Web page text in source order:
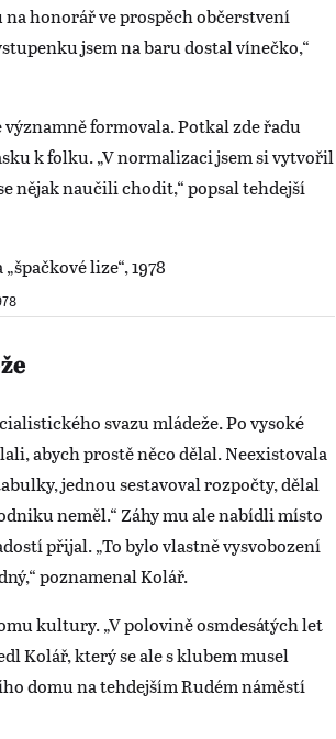
honorář ve prospěch občerstvení
jsem na baru dostal vínečko,“
formovala. Potkal zde řadu
k folku. „V normalizaci jsem si vytvořil
nějak naučili chodit,“ popsal tehdejší
svazu mládeže. Po vysoké
abych prostě něco dělal. Neexistovala
jednou sestavoval rozpočty, dělal
neměl.“ Záhy mu ale nabídli místo
přijal. „To bylo vlastně vysvobození
poznamenal Kolář.
kultury. „V polovině osmdesátých let
Kolář, který se ale s klubem musel
domu na tehdejším Rudém náměstí